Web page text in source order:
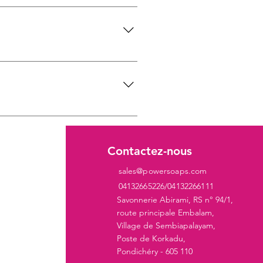
le bouton "Gérer les FAQ 3.
le titre, désactivez
entreprise, telles que "Où
un excellent moyen d'aider les
Contactez-nous
04132665226/04132266111
Savonnerie Abirami, RS n° 94/1,
route principale Embalam,
Village de Sembiapalayam,
Poste de Korkadu,
Pondichéry - 605 110
sales@powersoaps.com